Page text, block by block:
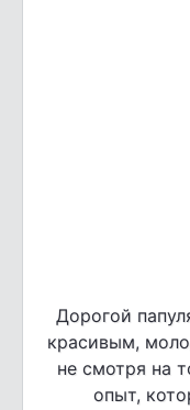
Дорогой
красивым,
не смотря на
опыт,